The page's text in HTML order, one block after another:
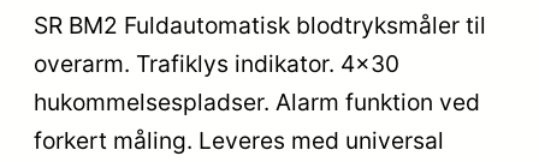
SR BM2 Fuldautomatisk blodtryksmåler til
overarm. Trafiklys indikator. 4×30
hukommelsespladser. Alarm funktion ved
forkert måling. Leveres med universal